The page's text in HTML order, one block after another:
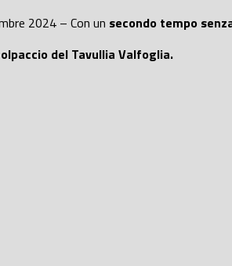
2024 – Con un secondo tempo
del Tavullia Valfoglia.